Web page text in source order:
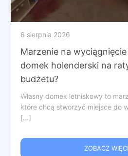
6 sierpnia 2026
Marzenie na
domek holenderski na
budżetu?
Własny domek letniskowy to
które chcą stworzyć miejsce do
[...]
ZOBACZ